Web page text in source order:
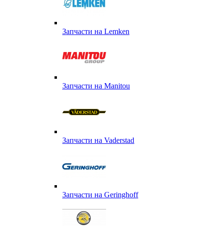
Запчасти на Lemken
Запчасти на Manitou
Запчасти на Vaderstad
Запчасти на Geringhoff